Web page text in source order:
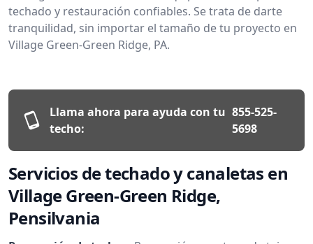
techado y restauración confiables. Se trata de darte
tranquilidad, sin importar el tamaño de tu proyecto en
Village Green-Green Ridge, PA.
Llama ahora para ayuda con tu
techo:
855-525-
5698
Servicios de techado y canaletas en
Village Green-Green Ridge,
Pensilvania